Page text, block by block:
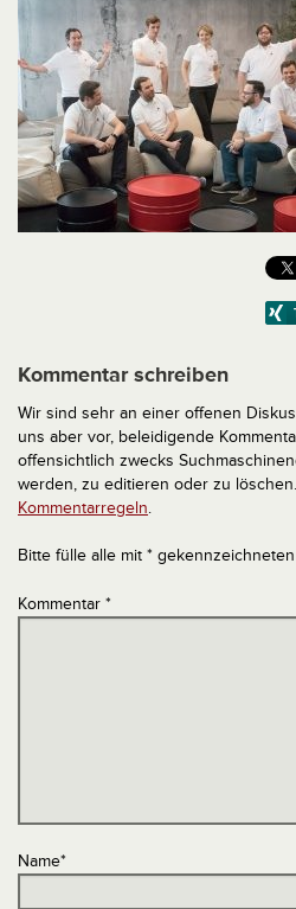
Kommentar schreiben
Wir sind sehr an einer offenen
uns aber vor, beleidigende
offensichtlich zwecks
werden, zu editieren oder zu
Kommentarregeln.
Bitte fülle alle mit *
Kommentar *
Name*